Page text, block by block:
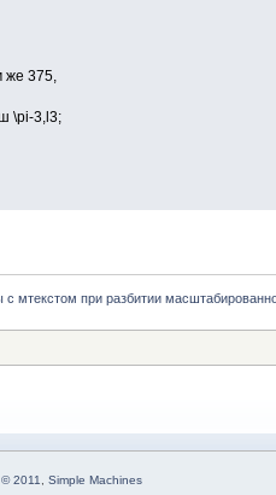
же 375,
\pi-3,l3;
мтекстом при разбитии
2011 ,Simple Machines